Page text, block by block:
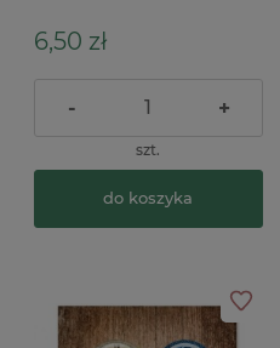
6,50 zł
- +
szt.
do koszyka